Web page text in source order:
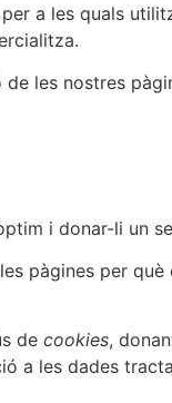
a les quals
les nostres
i donar-li un
pàgines per
de cookies,
a les dades